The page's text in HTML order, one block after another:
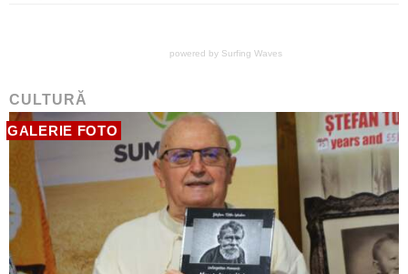
powered by Surfing Waves
CULTURĂ
GALERIE FOTO